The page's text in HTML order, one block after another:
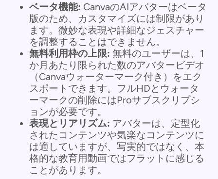
ベータ機能: CanvaのAIアバターはベータ
版のため、カスタマイズには制限があり
ます。微妙な表現や詳細なジェスチャー
を調整することはできません。
無料利用枠の上限: 無料のユーザーは、1
か月あたり限られた数のアバタービデオ
（Canvaウォーターマーク付き）をエク
スポートできます。フルHDとウォータ
ーマークの削除にはProサブスクリプシ
ョンが必要です。
表現とリアリズム: アバターは、定型化
されたコンテンツや気楽なコンテンツに
は適していますが、写実的ではなく、本
格的な教育用動画ではフラットに感じる
ことがあります。